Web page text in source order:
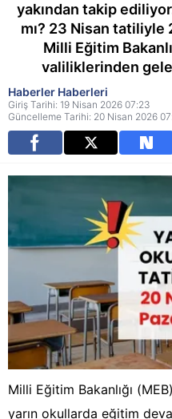
yakından takip
mı? 23 Nisan
Milli Eğitim
valiliklerinden
Haberler Haberleri
Giriş Tarihi: 19 Nisan 2026 07:23
Güncelleme Tarihi: 20 Nisan 2026
Milli Eğitim Bakanlığı
yarın okullarda eğitim